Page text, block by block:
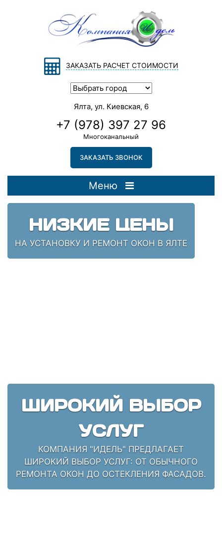
ЗАКАЗАТЬ РАСЧЕТ СТОИМОСТИ
Ялта, ул. Киевская, 6
+7 (978) 397 27 96
Многоканальный
ЗАКАЗАТЬ ЗВОНОК
Меню
НИЗКИЕ ЦЕНЫ
НА УСТАНОВКУ И РЕМОНТ ОКОН В ЯЛТЕ
ШИРОКИЙ ВЫБОР
УСЛУГ
КОМПАНИЯ "ИДЕЛЬ" ПРЕДЛАГАЕТ
ШИРОКИЙ ВЫБОР УСЛУГ: ОТ ОБЫЧНОГО
РЕМОНТА ОКОН ДО ОСТЕКЛЕНИЯ ФАСАДОВ.